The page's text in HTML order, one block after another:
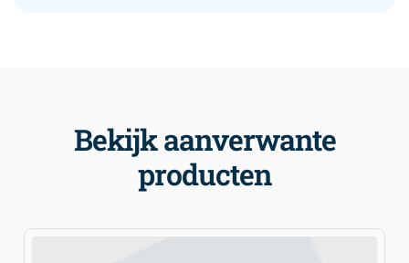
Bekijk aanverwante
producten